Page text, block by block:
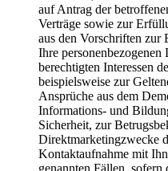
auf Antrag der
Verträge sowie zur
aus den Vorschriften
Ihre
berechtigten Interessen
beispielsweise zur
Ansprüche aus dem
Informations- und
Sicherheit, zur
Direktmarketingzwecke
Kontaktaufnahme mit
genannten Fällen, sofern